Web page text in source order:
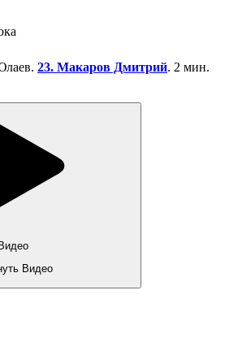
23. Макаров Дмитрий. 2 мин.
Видео
Видео